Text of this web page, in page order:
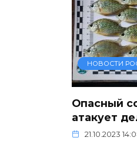
НОВОСТИ
Опасный
атакует
21.10.2023